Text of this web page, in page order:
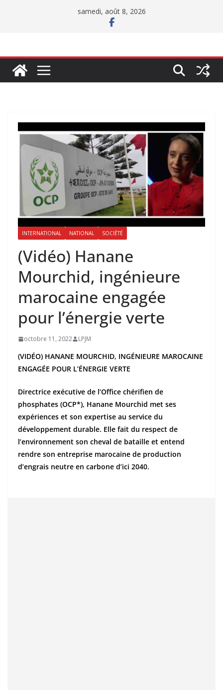
samedi, août 8, 2026
INTERNATIONAL NATIONAL SOCIÉTÉ
(Vidéo) Hanane
Mourchid, ingénieure
marocaine engagée
pour l’énergie verte
octobre 11, 2022 LPJM
(VIDÉO) HANANE MOURCHID, INGÉNIEURE MAROCAINE
ENGAGÉE POUR L’ÉNERGIE VERTE
Directrice exécutive de l’Office chérifien de
phosphates (OCP*), Hanane Mourchid met ses
expériences et son expertise au service du
développement durable. Elle fait du respect de
l’environnement son cheval de bataille et entend
rendre son entreprise marocaine de production
d’engrais neutre en carbone d’ici 2040.